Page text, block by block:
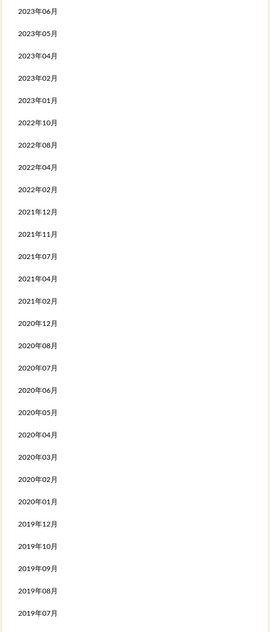
2023年06月
2023年05月
2023年04月
2023年02月
2023年01月
2022年10月
2022年08月
2022年04月
2022年02月
2021年12月
2021年11月
2021年07月
2021年04月
2021年02月
2020年12月
2020年08月
2020年07月
2020年06月
2020年05月
2020年04月
2020年03月
2020年02月
2020年01月
2019年12月
2019年10月
2019年09月
2019年08月
2019年07月